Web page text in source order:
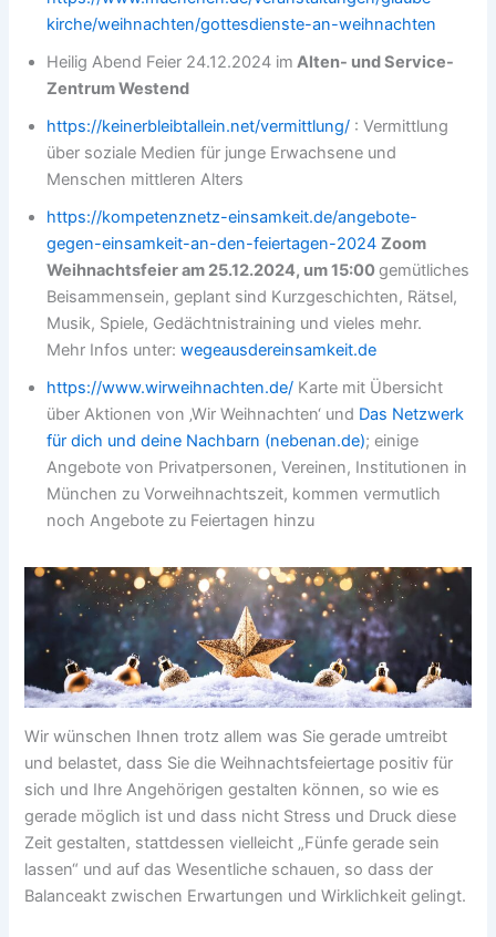
kirche/weihnachten/gottesdienste-an-weihnachten
Heilig Abend Feier 24.12.2024 im Alten- und Service-
Zentrum Westend
https://keinerbleibtallein.net/vermittlung/ : Vermittlung
über soziale Medien für junge Erwachsene und
Menschen mittleren Alters
https://kompetenznetz-einsamkeit.de/angebote-
gegen-einsamkeit-an-den-feiertagen-2024 Zoom
Weihnachtsfeier am 25.12.2024, um 15:00gemütliches
Beisammensein, geplant sind Kurzgeschichten, Rätsel,
Musik, Spiele, Gedächtnistraining und vieles mehr.
Mehr Infos unter:wegeausdereinsamkeit.de
https://www.wirweihnachten.de/ Karte mit Übersicht
über Aktionen von ‚Wir Weihnachten‘ und Das Netzwerk
für dich und deine Nachbarn (nebenan.de); einige
Angebote von Privatpersonen, Vereinen, Institutionen in
München zu Vorweihnachtszeit, kommen vermutlich
noch Angebote zu Feiertagen hinzu
Wir wünschen Ihnen trotz allem was Sie gerade umtreibt
und belastet, dass Sie die Weihnachtsfeiertage positiv für
sich und Ihre Angehörigen gestalten können, so wie es
gerade möglich ist und dass nicht Stress und Druck diese
Zeit gestalten, stattdessen vielleicht „Fünfe gerade sein
lassen“ und auf das Wesentliche schauen, so dass der
Balanceakt zwischen Erwartungen und Wirklichkeit gelingt.